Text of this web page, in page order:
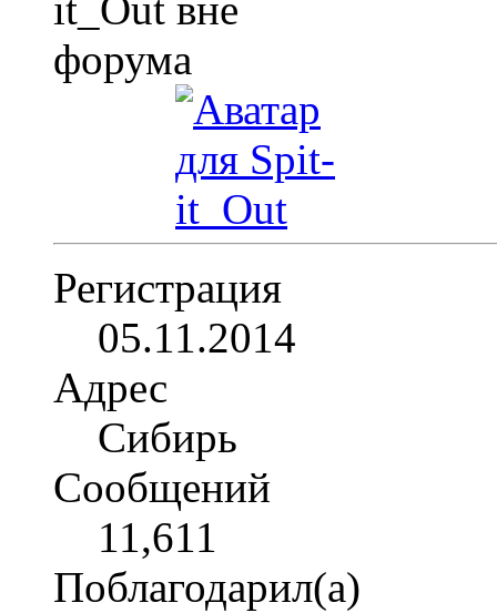
Регистрация
05.11.2014
Адрес
Сибирь
Сообщений
11,611
Поблагодарил(а)